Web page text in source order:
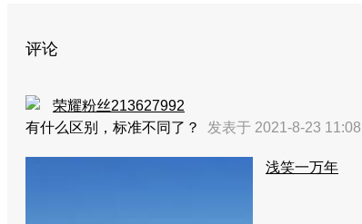
评论
荣耀粉丝213627992
有什么区别，标准不同了？ 发表于 2021-8-23 11:08
浅笑一万年